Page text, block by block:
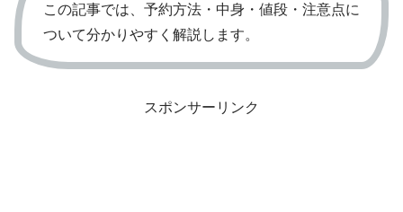
この記事では、予約方法・中身・値段・注意点に
ついて分かりやすく解説します。
スポンサーリンク